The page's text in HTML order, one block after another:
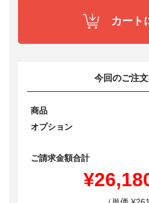
カート
今回のご注
商品
オプション
ご請求金額合計